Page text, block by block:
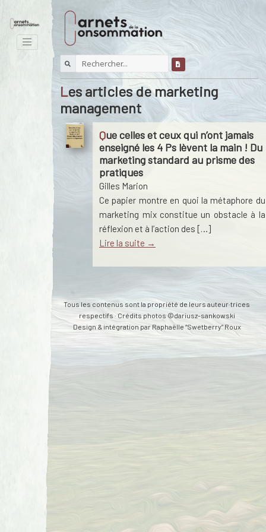
Les articles de marketing
management
Que celles et ceux qui n’ont jamais
enseigné les 4 Ps lèvent la main ! Du
marketing standard au prisme des
pratiques
Gilles Marion
Ce papier montre en quoi la métaphore du
marketing mix constitue un obstacle à la
réflexion et à l’action des […]
Lire la suite →
Tous les contenus sont la propriété de leurs auteur·trices
respectifs · Crédits photos ©dariusz-sankowski
Design & intégration parRaphaëlle “Swetberry” Roux